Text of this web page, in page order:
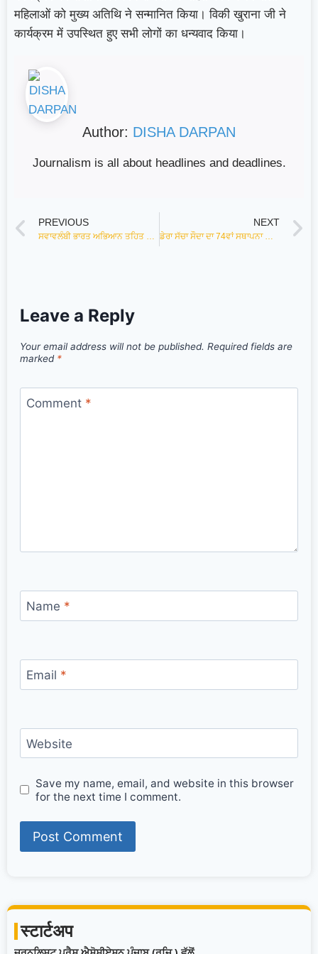
महिलाओं को मुख्य अतिथि ने सन्मानित किया। विकी खुराना जी ने
कार्यक्रम में उपस्थित हुए सभी लोगों का धन्यवाद किया।
Author: DISHA DARPAN
Journalism is all about headlines and deadlines.
PREVIOUS
ਸਵਾਵਲੰਬੀ ਭਾਰਤ ਅਭਿਆਨ ਤਹਿਤ ਅੱਜ ਟੀਚਰਜ਼ ਹੋਮ ਬਠਿੰਡਾ ਵਿਖੇ ਜ਼ਿਲ੍ਹਾ ਪੱਧਰ ’ਤੇ ਪ੍ਰੋਗਰਾਮ ਆਯੋਜਿਤ
NEXT
ਡੇਰਾ ਸੱਚਾ ਸੌਦਾ ਦਾ 74ਵਾਂ ਸਥਾਪਨਾ ਦਿਵਸ ਅਤੇ ਜਾਮ ਏ ਇੰਸਾਂ ਦਾ 15ਵਾਂ ਸਥਾਪਨਾ ਦਿਵਸ ਧੂਮ ਧਾਮ ਨਾਲ ਮਨਾਇਆ
Leave a Reply
Your email address will not be published. Required fields are
marked *
Comment *
Name *
Email *
Website
Save my name, email, and website in this browser
for the next time I comment.
स्टार्टअप